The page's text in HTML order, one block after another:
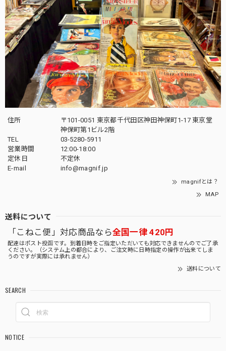
住所
〒101-0051 東京都千代田区神田神保町1-17 東京堂
神保町第1ビル2階
TEL
03-5280-5911
営業時間
12:00-18:00
定休日
不定休
E-mail
info@magnif.jp
magnifとは？
MAP
送料について
「こねこ便」対応商品なら全国一律 420円
配達はポスト投函です。到着日時をご指定いただいても対応できませんのでご了承
ください。（システム上の都合により、ご注文時に日時指定の操作が出来てしま
うのですが実際には承れません）
送料について
SEARCH
NOTICE